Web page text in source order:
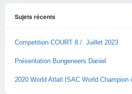
Sujets récents
Competition COURT 8./. Juillet 2023
Présentation Bungeneers Daniel
2020 World Atlatl ISAC World Champion